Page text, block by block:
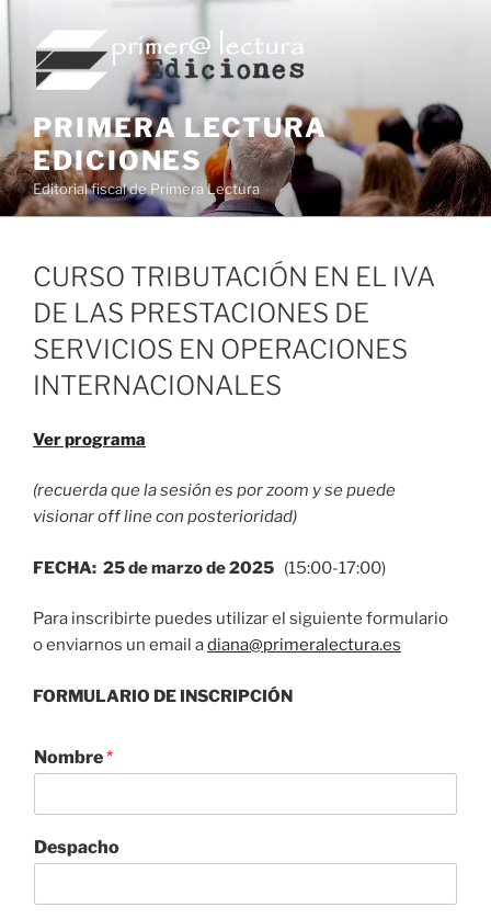
contenido
PRIMERA LECTURA
EDICIONES
Editorial fiscal de Primera Lectura
CURSO TRIBUTACIÓN EN EL IVA
DE LAS PRESTACIONES DE
SERVICIOS EN OPERACIONES
INTERNACIONALES
Ver programa
(recuerda que la sesión es por zoom y se puede
visionar off line con posterioridad)
FECHA: 25 de marzo de 2025 (15:00-17:00)
Para inscribirte puedes utilizar el siguiente formulario
o enviarnos un email adiana@primeralectura.es
FORMULARIO DE INSCRIPCIÓN
Nombre*
Despacho